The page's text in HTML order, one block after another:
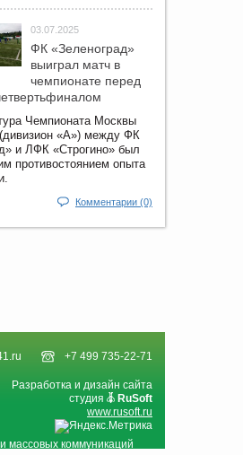
03.07.2025
ФК «Зеленоград»
выиграл матч в
чемпионате перед
Чемпионата Москвы
«А») между ФК
и ЛФК «Строгино» был
противостоянием опыта
Комментарии (0)
+7 499 735-22-71
Разработка и дизайн сайта
студия
RuSoft
www.rusoft.ru
массовых коммуникаций